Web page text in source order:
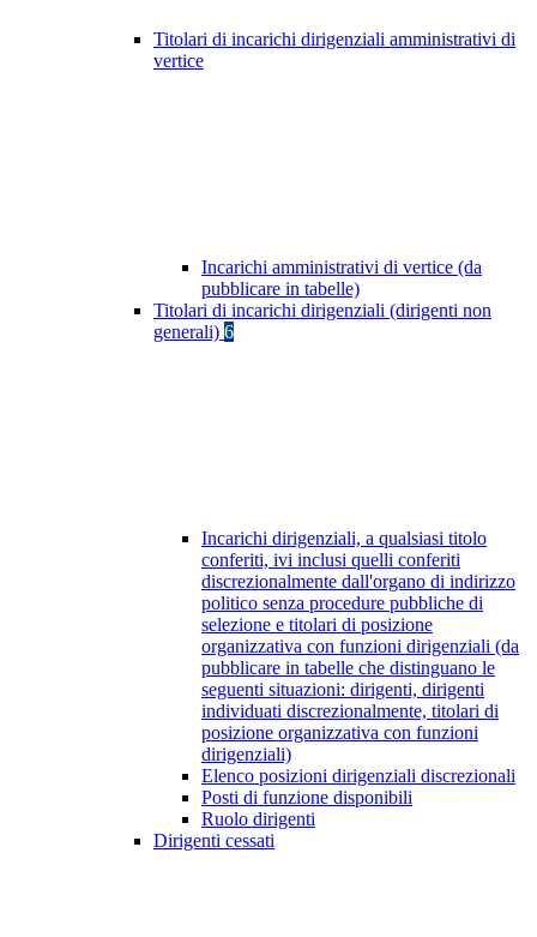
Titolari di incarichi dirigenziali amministrativi di
vertice
Incarichi amministrativi di vertice (da
pubblicare in tabelle)
Titolari di incarichi dirigenziali (dirigenti non
generali) 6
Incarichi dirigenziali, a qualsiasi titolo
conferiti, ivi inclusi quelli conferiti
discrezionalmente dall'organo di indirizzo
politico senza procedure pubbliche di
selezione e titolari di posizione
organizzativa con funzioni dirigenziali (da
pubblicare in tabelle che distinguano le
seguenti situazioni: dirigenti, dirigenti
individuati discrezionalmente, titolari di
posizione organizzativa con funzioni
dirigenziali)
Elenco posizioni dirigenziali discrezionali
Posti di funzione disponibili
Ruolo dirigenti
Dirigenti cessati